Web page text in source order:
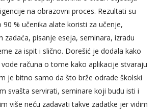
na obrazovni proces. Rezultati su
% učenika alate koristi za učenje,
zadaća, pisanje eseja, seminara, izradu
za ispit i slično. Dorešić je dodala kako
računa o tome kako aplikacije stvaraju
je bitno samo da što brže odrade školski
svašta servirati, seminare koji budu isti i
više neću zadavati takve zadatke jer vidim